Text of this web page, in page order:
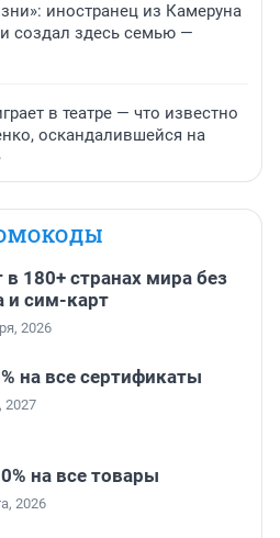
иностранец из Камеруна
создал здесь семью —
в театре — что известно
оскандалившейся на
в 180+ странах мира без
и сим-карт
2026
на все сертификаты
2027
на все товары
2026